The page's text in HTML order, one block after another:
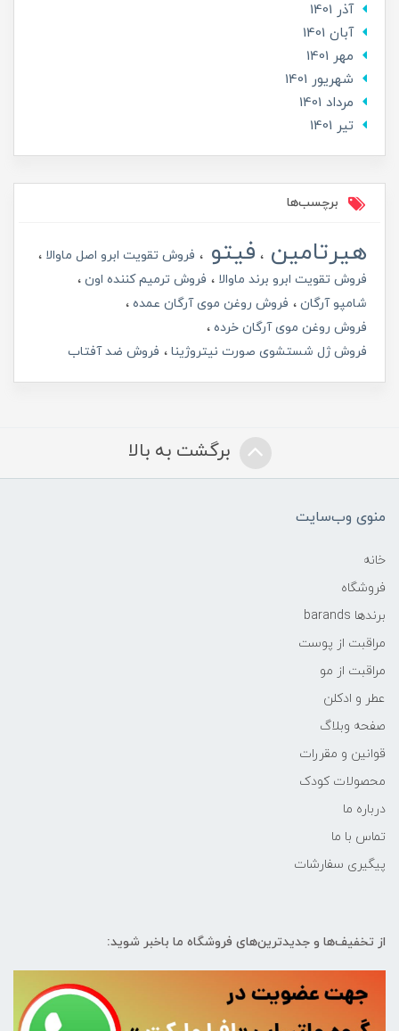
آذر 1401
آبان 1401
مهر 1401
شهریور 1401
مرداد 1401
تير 1401
برچسب‌ها
هیرتامین فیتو
فروش تقویت ابرو اصل ماوالا
فروش تقویت ابرو برند ماوالا
فروش ترمیم کننده اون
شامپو آرگان
فروش روغن موی آرگان عمده
فروش روغن موی آرگان خرده
فروش ژل شستشوی صورت نیتروژینا
فروش ضد آفتاب
برگشت به بالا
منوی وب‌سایت
خانه
فروشگاه
برندها barands
مراقبت از پوست
مراقبت از مو
عطر و ادکلن
صفحه وبلاگ
قوانین و مقررات
محصولات کودک
درباره ما
تماس با ما
پیگیری سفارشات
از تخفیف‌ها و جدیدترین‌های فروشگاه ما باخبر شوید: